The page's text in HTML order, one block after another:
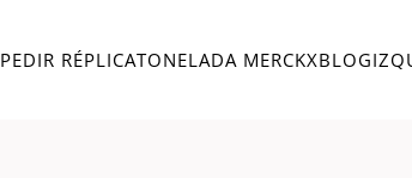
PEDIR RÉPLICATONELADA MERCKXBLOG